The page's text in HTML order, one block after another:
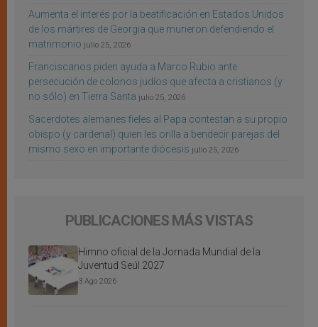
Aumenta el interés por la beatificación en Estados Unidos
de los mártires de Georgia que murieron defendiendo el
matrimonio julio 25, 2026
Franciscanos piden ayuda a Marco Rubio ante
persecución de colonos judíos que afecta a cristianos (y
no sólo) en Tierra Santa julio 25, 2026
Sacerdotes alemanes fieles al Papa contestan a su propio
obispo (y cardenal) quien les orilla a bendecir parejas del
mismo sexo en importante diócesis julio 25, 2026
PUBLICACIONES MÁS VISTAS
Himno oficial de la Jornada Mundial de la
Juventud Seúl 2027
3 Ago 2026